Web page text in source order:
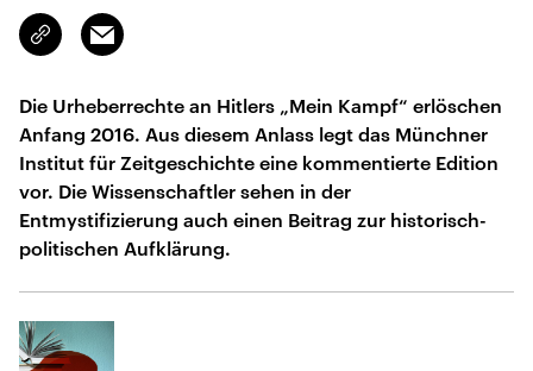
Link
kopieren/teilen
Email
Die Urheberrechte an Hitlers „Mein Kampf“ erlöschen
Anfang 2016. Aus diesem Anlass legt das Münchner
Institut für Zeitgeschichte eine kommentierte Edition
vor. Die Wissenschaftler sehen in der
Entmystifizierung auch einen Beitrag zur historisch-
politischen Aufklärung.